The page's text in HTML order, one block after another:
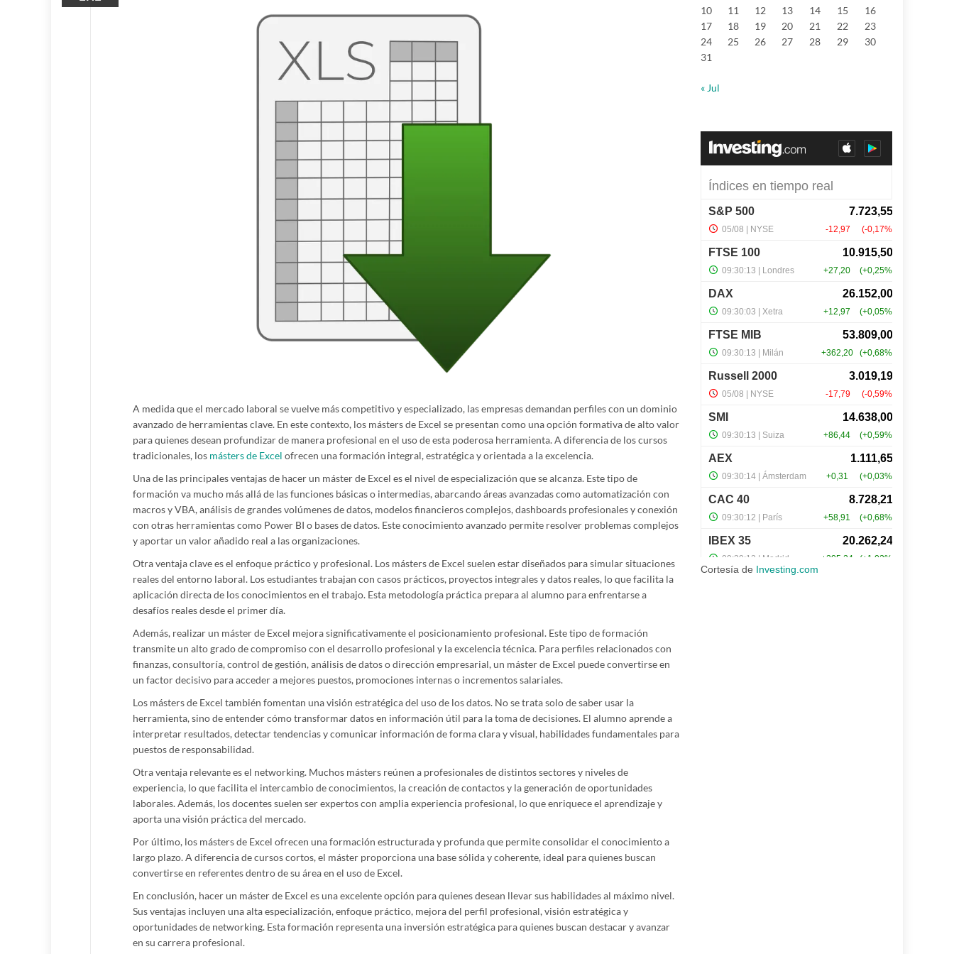
A medida que el mercado laboral se vuelve más competitivo y especializado, las empresas demandan perfiles con un dominio
avanzado de herramientas clave. En este contexto, los másters de Excel se presentan como una opción formativa de alto valor
para quienes desean profundizar de manera profesional en el uso de esta poderosa herramienta. A diferencia de los cursos
tradicionales, los másters de Excel ofrecen una formación integral, estratégica y orientada a la excelencia.
Una de las principales ventajas de hacer un máster de Excel es el nivel de especialización que se alcanza. Este tipo de
formación va mucho más allá de las funciones básicas o intermedias, abarcando áreas avanzadas como automatización con
macros y VBA, análisis de grandes volúmenes de datos, modelos financieros complejos, dashboards profesionales y conexión
con otras herramientas como Power BI o bases de datos. Este conocimiento avanzado permite resolver problemas complejos
y aportar un valor añadido real a las organizaciones.
Otra ventaja clave es el enfoque práctico y profesional. Los másters de Excel suelen estar diseñados para simular situaciones
reales del entorno laboral. Los estudiantes trabajan con casos prácticos, proyectos integrales y datos reales, lo que facilita la
aplicación directa de los conocimientos en el trabajo. Esta metodología práctica prepara al alumno para enfrentarse a
desafíos reales desde el primer día.
Además, realizar un máster de Excel mejora significativamente el posicionamiento profesional. Este tipo de formación
transmite un alto grado de compromiso con el desarrollo profesional y la excelencia técnica. Para perfiles relacionados con
finanzas, consultoría, control de gestión, análisis de datos o dirección empresarial, un máster de Excel puede convertirse en
un factor decisivo para acceder a mejores puestos, promociones internas o incrementos salariales.
Los másters de Excel también fomentan una visión estratégica del uso de los datos. No se trata solo de saber usar la
herramienta, sino de entender cómo transformar datos en información útil para la toma de decisiones. El alumno aprende a
interpretar resultados, detectar tendencias y comunicar información de forma clara y visual, habilidades fundamentales para
puestos de responsabilidad.
Otra ventaja relevante es el networking. Muchos másters reúnen a profesionales de distintos sectores y niveles de
experiencia, lo que facilita el intercambio de conocimientos, la creación de contactos y la generación de oportunidades
laborales. Además, los docentes suelen ser expertos con amplia experiencia profesional, lo que enriquece el aprendizaje y
aporta una visión práctica del mercado.
Por último, los másters de Excel ofrecen una formación estructurada y profunda que permite consolidar el conocimiento a
largo plazo. A diferencia de cursos cortos, el máster proporciona una base sólida y coherente, ideal para quienes buscan
convertirse en referentes dentro de su área en el uso de Excel.
En conclusión, hacer un máster de Excel es una excelente opción para quienes desean llevar sus habilidades al máximo nivel.
Sus ventajas incluyen una alta especialización, enfoque práctico, mejora del perfil profesional, visión estratégica y
oportunidades de networking. Esta formación representa una inversión estratégica para quienes buscan destacar y avanzar
en su carrera profesional.
10
11 12 13 14 15
16
17
18 19 20 21 22
23
24
25 26 27 28 29
30
31
« Jul
Cortesía de Investing.com